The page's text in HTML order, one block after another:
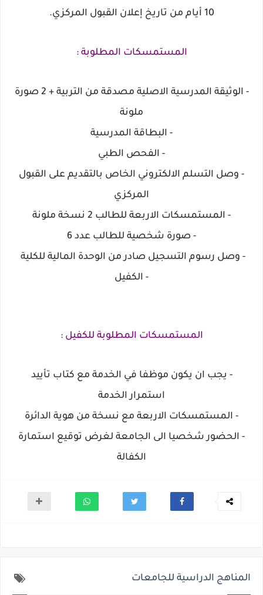
10 أيام من تاريخ إعلان القبول المركزي.
المستمسكات المطلوبة :
- الوثيقة المدرسية الاصلية مصدقة من التربية + 2 صورة
ملونة
- البطاقة المدرسية
- الفحص الطبي
- وصل التسلم الالكتروني الخاص بالتقديم على القبول
المركزي
- المستمسكات الاربعة للطالب 2 نسخة ملونة
- صورة شخصية للطالب عدد 6
- وصل رسوم التسجيل صادر من الوحدة المالية للكلية
- الكفيل
المستمسكات المطلوبة للكفيل :
- يجب ان يكون موظفا في الخدمة مع كتاب تأييد
استمرار الخدمة
- المستمسكات الاربعة مع نسخة من هوية الدائرة
- الحضور شخصيا الى الجامعة لغرض توقيع استمارة
الكفالة
المناهج الدراسية للجامعات